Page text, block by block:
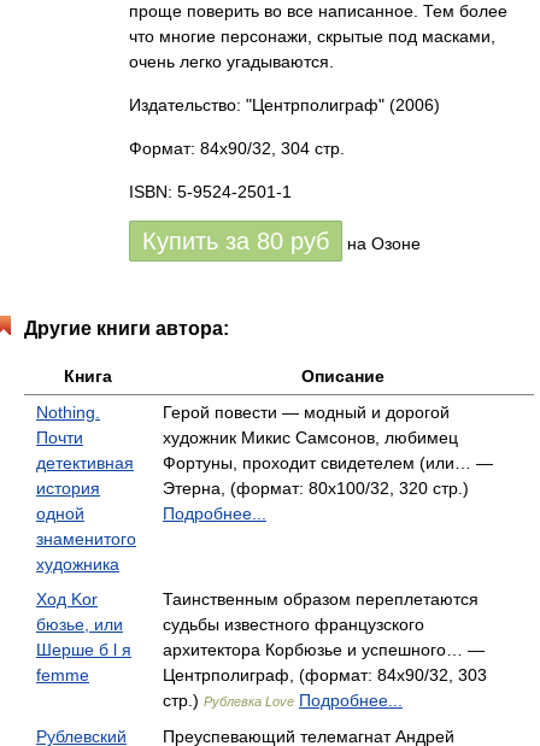
проще поверить во все написанное. Тем более
что многие персонажи, скрытые под масками,
очень легко угадываются.
Издательство: "Центрполиграф" (2006)
Формат: 84x90/32, 304 стр.
ISBN: 5-9524-2501-1
Купить за 80 руб на Озоне
Другие книги автора:
Книга
Описание
Nothing.
Почти
детективная
история
одной
знаменитого
художника
Герой повести — модный и дорогой
художник Микис Самсонов, любимец
Фортуны, проходит свидетелем (или… —
Этерна, (формат: 80x100/32, 320 стр.)
Подробнее...
Ход Kor
бюзье, или
Шерше б l я
femme
Таинственным образом переплетаются
судьбы известного французского
архитектора Корбюзье и успешного… —
Центрполиграф, (формат: 84x90/32, 303
стр.) Рублевка Love Подробнее...
Рублевский
Преуспевающий телемагнат Андрей